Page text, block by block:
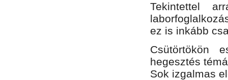
Tekintettel
ez is inkább
Csütörtökön
hegesztés
Sok izgalmas